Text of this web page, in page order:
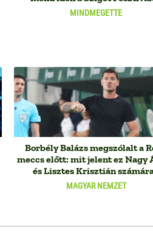
MINDMEGETTE
MAGYAR NEMZET
Borbély Balázs megszólalt a
meccs előtt: mit jelent ez Nagy
és Lisztes Krisztián